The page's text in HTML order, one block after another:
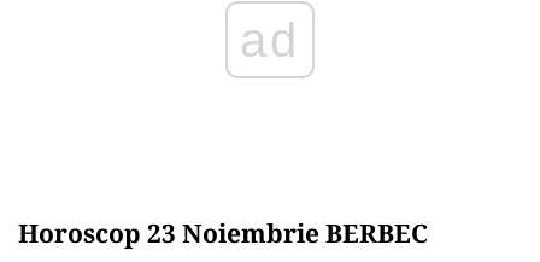
ad
Horoscop 23 Noiembrie BERBEC